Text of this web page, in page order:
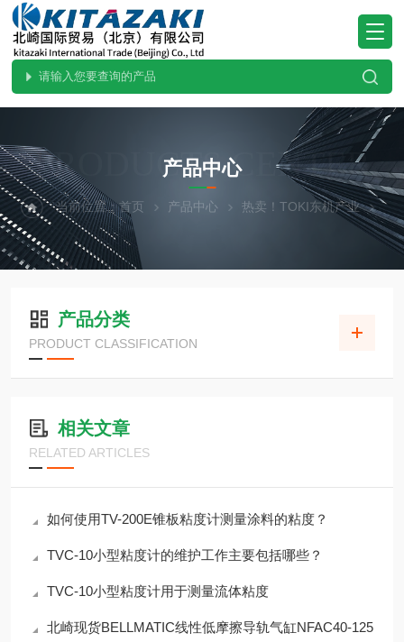
PRODUCTS CENTER
产品中心
当前位置：首页 产品中心 热卖！TOKI东机产业
产品分类
PRODUCT CLASSIFICATION
相关文章
RELATED ARTICLES
如何使用TV-200E锥板粘度计测量涂料的粘度？
TVC-10小型粘度计的维护工作主要包括哪些？
TVC-10小型粘度计用于测量流体粘度
北崎现货BELLMATIC线性低摩擦导轨气缸NFAC40-125